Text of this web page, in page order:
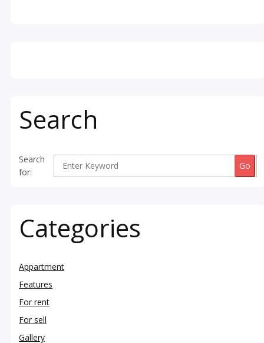
Search
Search
for:
Categories
Appartment
Features
For rent
For sell
Gallery